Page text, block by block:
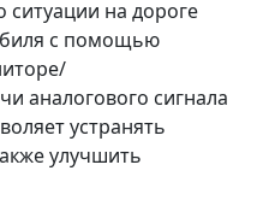
на дороге
с помощью
аналогового сигнала
устранять
улучшить